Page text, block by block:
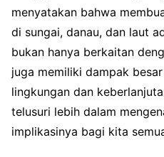
menyatakan bahwa
di sungai, danau, dan laut
bukan hanya berkaitan
juga memiliki dampak
lingkungan dan
telusuri lebih dalam
implikasinya bagi kita